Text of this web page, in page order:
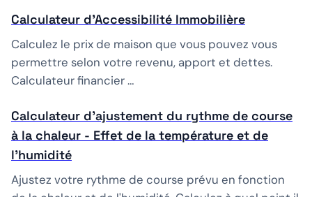
Calculateur d'Accessibilité Immobilière
Calculez le prix de maison que vous pouvez vous
permettre selon votre revenu, apport et dettes.
Calculateur financier …
Calculateur d'ajustement du rythme de course
à la chaleur - Effet de la température et de
l'humidité
Ajustez votre rythme de course prévu en fonction